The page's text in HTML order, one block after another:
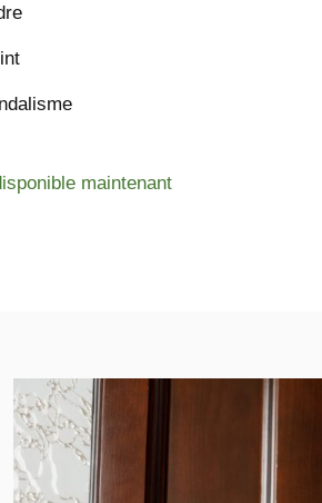
maintenant